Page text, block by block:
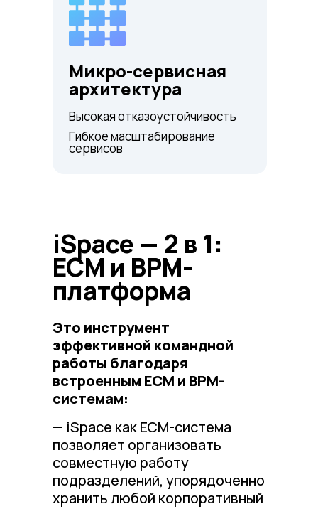
Высокая отказоустойчивость
Гибкое масштабирование
сервисов
Микро-сервисная
архитектура
iSpace — 2 в 1:
ECM и BPM-
платформа
Это инструмент
эффективной командной
работы благодаря
встроенным ЕСМ и BPM-
системам:
— iSpace как ЕСМ-система
позволяет организовать
совместную работу
подразделений, упорядоченно
хранить любой корпоративный